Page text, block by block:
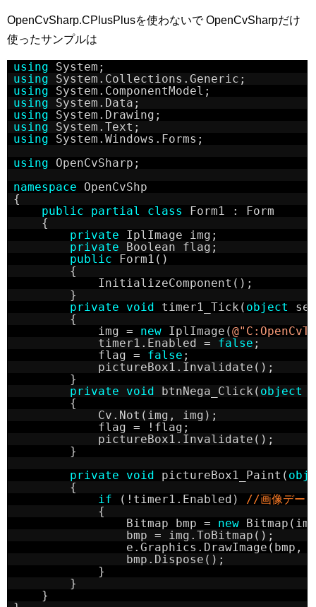
OpenCvSharp.CPlusPlusを使わないで OpenCvSharpだけ
使ったサンプルは
using
System;
using
System.Collections.Generic;
using
System.ComponentModel;
using
System.Data;
using
System.Drawing;
using
System.Text;
using
System.Windows.Forms;
using
OpenCvSharp;
namespace
OpenCvShp
{
public
partial class
Form1 : Form
{
private
IplImage img;
private
Boolean flag;
public
Form1()
{
InitializeComponent();
}
private
void timer1_Tick( object
{
img = new IplImage(
timer1.Enabled = false ;
flag = false ;
pictureBox1.Invalidate();
}
private
void btnNega_Click( object
{
Cv.Not(img, img);
flag = !flag;
pictureBox1.Invalidate();
}
private
void pictureBox1_Paint(
{
if
(!timer1.Enabled) //画像デー
{
Bitmap bmp = new
bmp = img.ToBitmap();
bmp.Dispose();
}
}
}